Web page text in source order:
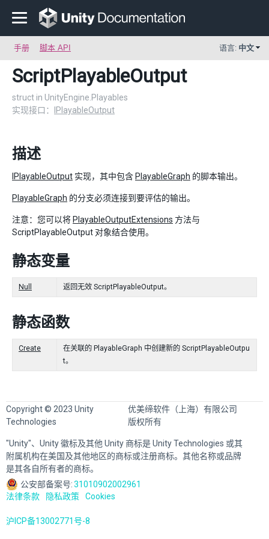
手册 脚本 API 语言: 中文
ScriptPlayableOutput
struct in UnityEngine.Playables
实现接口：
IPlayableOutput
描述
IPlayableOutput 实现，其中包含 PlayableGraph 的脚本输出。
PlayableGraph 的分支必须连接到要评估的输出。
注意：您可以将 PlayableOutputExtensions 方法与
ScriptPlayableOutput 对象结合使用。
静态变量
Null 返回无效 ScriptPlayableOutput。
静态函数
Create
在关联的 PlayableGraph 中创建新的 ScriptPlayableOutpu
t。
Copyright © 2023 Unity
Technologies
优美缔软件（上海）有限公司
版权所有
"Unity"、Unity 徽标及其他 Unity 商标是 Unity Technologies 或其
附属机构在美国及其他地区的商标或注册商标。其他名称或品牌
是其各自所有者的商标。
公安部备案号:31010902002961
法律条款
隐私政策 Cookies
沪ICP备13002771号-8